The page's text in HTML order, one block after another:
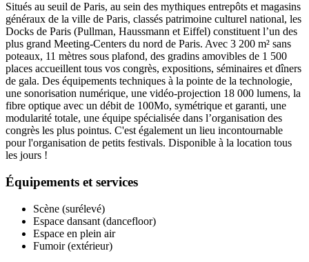
Situés au seuil de Paris, au sein des mythiques entrepôts et magasins
généraux de la ville de Paris, classés patrimoine culturel national, les
Docks de Paris (Pullman, Haussmann et Eiffel) constituent l’un des
plus grand Meeting-Centers du nord de Paris. Avec 3 200 m² sans
poteaux, 11 mètres sous plafond, des gradins amovibles de 1 500
places accueillent tous vos congrès, expositions, séminaires et dîners
de gala. Des équipements techniques à la pointe de la technologie,
une sonorisation numérique, une vidéo-projection 18 000 lumens, la
fibre optique avec un débit de 100Mo, symétrique et garanti, une
modularité totale, une équipe spécialisée dans l’organisation des
congrès les plus pointus. C'est également un lieu incontournable
pour l'organisation de petits festivals. Disponible à la location tous
les jours !
Équipements et services
Scène (surélevé)
Espace dansant (dancefloor)
Espace en plein air
Fumoir (extérieur)